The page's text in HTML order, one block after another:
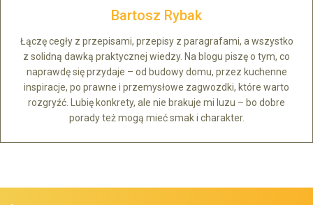
Bartosz Rybak
Łączę cegły z przepisami, przepisy z paragrafami, a wszystko
z solidną dawką praktycznej wiedzy. Na blogu piszę o tym, co
naprawdę się przydaje – od budowy domu, przez kuchenne
inspiracje, po prawne i przemysłowe zagwozdki, które warto
rozgryźć. Lubię konkrety, ale nie brakuje mi luzu – bo dobre
porady też mogą mieć smak i charakter.